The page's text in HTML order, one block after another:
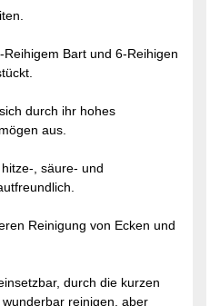
Bart und 6-Reihigen
durch ihr hohes
aus.
, säure- und
Reinigung von Ecken und
durch die kurzen
reinigen, aber